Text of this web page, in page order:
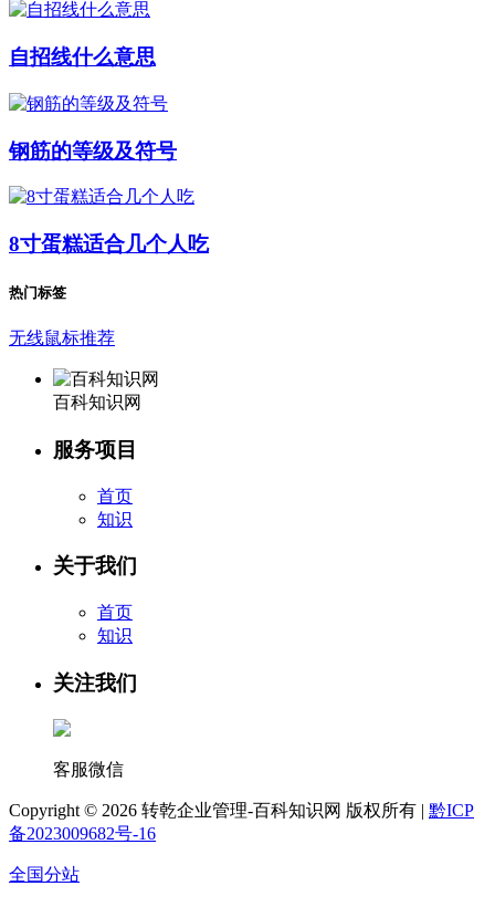
自招线什么意思
钢筋的等级及符号
8寸蛋糕适合几个人吃
热门标签
无线鼠标推荐
百科知识网
服务项目
首页
知识
关于我们
首页
知识
关注我们
客服微信
Copyright © 2026 转乾企业管理-百科知识网 版权所有 | 黔ICP
备2023009682号-16
全国分站